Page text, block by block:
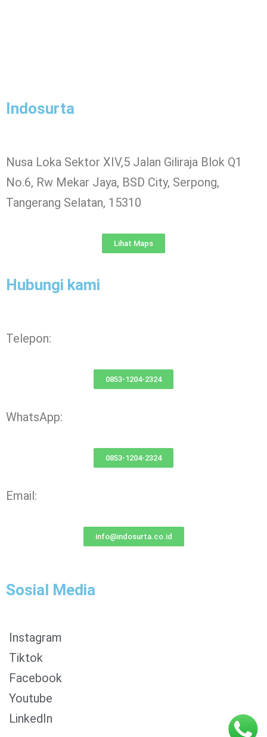
Indosurta
Nusa Loka Sektor XIV,5 Jalan Giliraja Blok Q1
No.6, Rw Mekar Jaya, BSD City, Serpong,
Tangerang Selatan, 15310
Lihat Maps
Hubungi kami
Telepon:
0853-1204-2324
WhatsApp:
0853-1204-2324
Email:
info@indosurta.co.id
Sosial Media
Instagram
Tiktok
Facebook
Youtube
LinkedIn